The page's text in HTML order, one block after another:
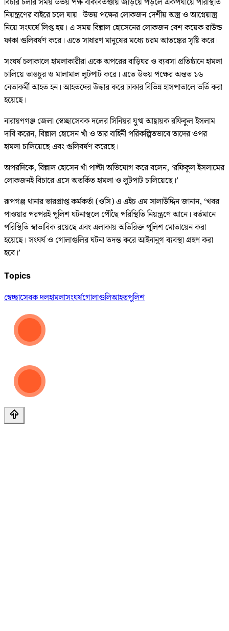
নিয়ন্ত্রণের বাইরে চলে যায়। উভয় পক্ষের লোকজন দেশীয় অস্ত্র ও আগ্নেয়াস্ত্র
নিয়ে সংঘর্ষে লিপ্ত হয়। এ সময় বিল্লাল হোসেনের লোকজন বেশ কয়েক রাউন্ড
ফাকা গুলিবর্ষণ করে। এতে সাধারণ মানুষের মধ্যে চরম আতঙ্কের সৃষ্টি করে।
সংঘর্ষ চলাকালে হামলাকারীরা একে অপরের বাড়িঘর ও ব্যবসা প্রতিষ্ঠানে হামলা
চালিয়ে ভাঙচুর ও মালামাল লুটপাট করে। এতে উভয় পক্ষের অন্তত ১৬
নেতাকর্মী আহত হন। আহতদের উদ্ধার করে ঢাকার বিভিন্ন হাসপাতালে ভর্তি করা
হয়েছে।
নারায়ণগঞ্জ জেলা স্বেচ্ছাসেবক দলের সিনিয়র যুগ্ম আহ্বায়ক রফিকুল ইসলাম
দাবি করেন, বিল্লাল হোসেন খাঁ ও তার বাহিনী পরিকল্পিতভাবে তাদের ওপর
হামলা চালিয়েছে এবং গুলিবর্ষণ করেছে।
অপরদিকে, বিল্লাল হোসেন খাঁ পাল্টা অভিযোগ করে বলেন, ‘রফিকুল ইসলামের
লোকজনই বিচারে এসে অতর্কিত হামলা ও লুটপাট চালিয়েছে।’
রূপগঞ্জ থানার ভারপ্রাপ্ত কর্মকর্তা (ওসি) এ এইচ এম সালাউদ্দিন জানান, ‘খবর
পাওয়ার পরপরই পুলিশ ঘটনাস্থলে পৌঁছে পরিস্থিতি নিয়ন্ত্রণে আনে। বর্তমানে
পরিস্থিতি স্বাভাবিক রয়েছে এবং এলাকায় অতিরিক্ত পুলিশ মোতায়েন করা
হয়েছে। সংঘর্ষ ও গোলাগুলির ঘটনা তদন্ত করে আইনানুগ ব্যবস্থা গ্রহণ করা
হবে।’
Topics
স্বেচ্ছাসেবক দলহামলাসংঘর্ষগোলাগুলিআহতপুলিশ